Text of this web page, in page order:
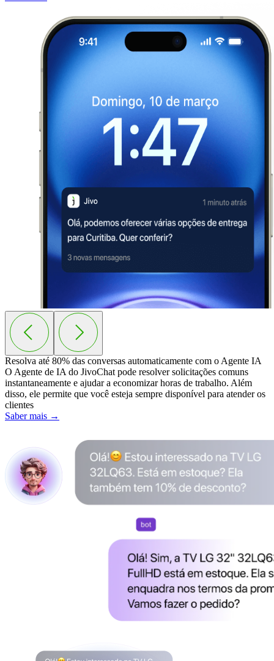
Resolva até 80% das conversas automaticamente com o Agente IA
O Agente de IA do JivoChat pode resolver solicitações comuns
instantaneamente e ajudar a economizar horas de trabalho. Além
disso, ele permite que você esteja sempre disponível para atender os
clientes
Saber mais →